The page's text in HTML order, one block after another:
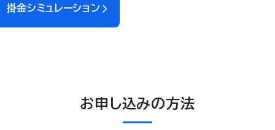
掛金シミュレーション
お申し込みの方法